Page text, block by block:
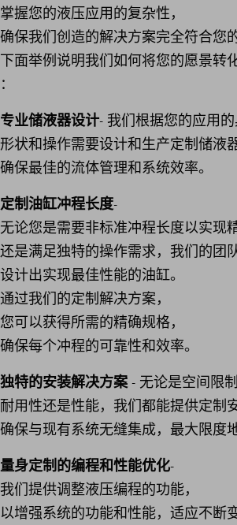
掌握您的液压应用的复杂性，
确保我们创造的解决方案完全符合您
下面举例说明我们如何将您的愿景转
：
专业储液器设计- 我们根据您的应用的
形状和操作需要设计和生产定制储液器
确保最佳的流体管理和系统效率。
定制油缸冲程长度-
无论您是需要非标准冲程长度以实现
还是满足独特的操作需求，我们的团
设计出实现最佳性能的油缸。
通过我们的定制解决方案，
您可以获得所需的精确规格，
确保每个冲程的可靠性和效率。
独特的安装解决方案- 无论是空间限制
耐用性还是性能，我们都能提供定制
确保与现有系统无缝集成，最大限度
量身定制的编程和性能优化-
我们提供调整液压编程的功能，
以增强系统的功能和性能，适应不断